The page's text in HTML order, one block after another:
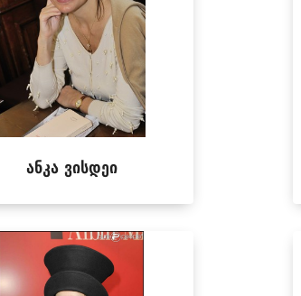
ანკა ვისდეი